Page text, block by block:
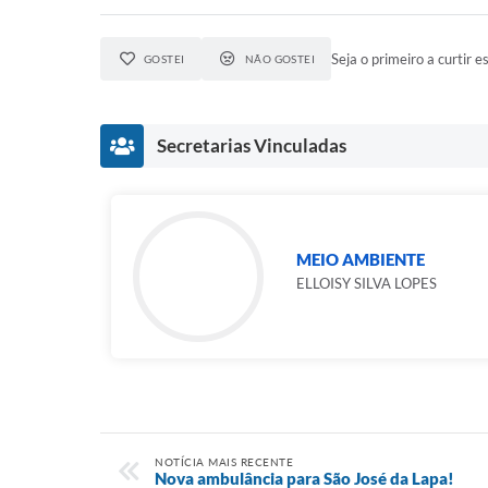
GOSTEI NÃO GOSTEI Seja o primeiro a curtir
Secretarias Vinculadas
MEIO AMBIENTE
ELLOISY SILVA LOPES
NOTÍCIA MAIS RECENTE
Nova ambulância para São José da Lapa!